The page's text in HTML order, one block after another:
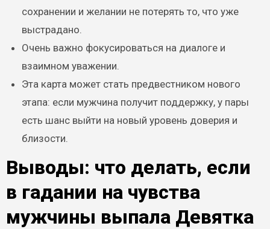
сохранении и желании не потерять то, что уже
выстрадано.
Очень важно фокусироваться на диалоге и
взаимном уважении.
Эта карта может стать предвестником нового
этапа: если мужчина получит поддержку, у пары
есть шанс выйти на новый уровень доверия и
близости.
Выводы: что делать, если
в гадании на чувства
мужчины выпала Девятка